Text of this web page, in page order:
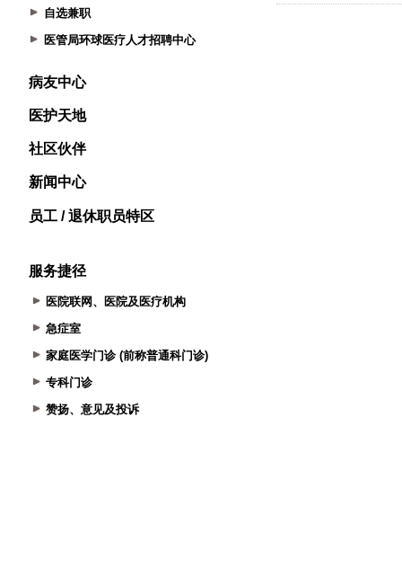
自选兼职
医管局环球医疗人才招聘中心
病友中心
医护天地
社区伙伴
新闻中心
员工 / 退休职员特区
服务捷径
医院联网、医院及医疗机构
急症室
家庭医学门诊 (前称普通科门诊)
专科门诊
赞扬、意见及投诉